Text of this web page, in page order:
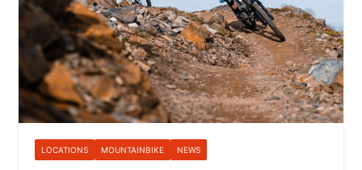
LOCATIONS MOUNTAINBIKE NEWS